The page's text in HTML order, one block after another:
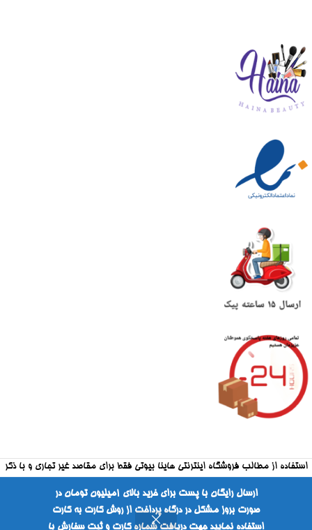
ارسال رایگان با پست برای خرید بالای ۱میلیون تومان در
صورت بروز مشکل در درگاه پرداخت از روش کارت به کارت
استفاده نمایید جهت دریافت شماره کارت و ثبت سفارش با
استفاده از مطالب فروشگاه اینترنتی هاینا بیوتی فقط برای مقاصد غیر تجاری و با ذکر
طراحی شده توسط شرکت فراکارانت